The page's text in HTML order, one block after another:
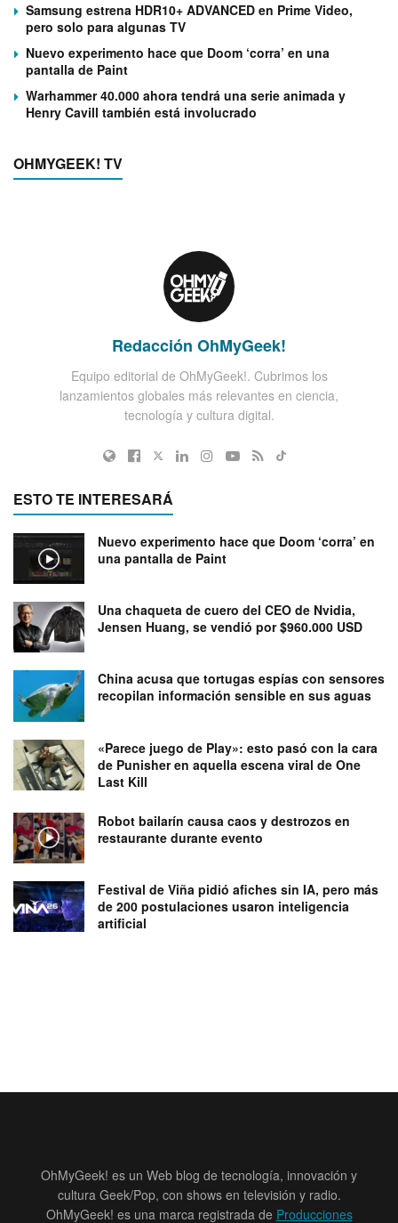
Samsung estrena HDR10+ ADVANCED en Prime Video,
pero solo para algunas TV
Nuevo experimento hace que Doom ‘corra’ en una
pantalla de Paint
Warhammer 40.000 ahora tendrá una serie animada y
Henry Cavill también está involucrado
OHMYGEEK! TV
Redacción OhMyGeek!
Equipo editorial de OhMyGeek!. Cubrimos los
lanzamientos globales más relevantes en ciencia,
tecnología y cultura digital.
ESTO TE INTERESARÁ
Nuevo experimento hace que Doom ‘corra’ en
una pantalla de Paint
Una chaqueta de cuero del CEO de Nvidia,
Jensen Huang, se vendió por $960.000 USD
China acusa que tortugas espías con sensores
recopilan información sensible en sus aguas
«Parece juego de Play»: esto pasó con la cara
de Punisher en aquella escena viral de One
Last Kill
Robot bailarín causa caos y destrozos en
restaurante durante evento
Festival de Viña pidió afiches sin IA, pero más
de 200 postulaciones usaron inteligencia
artificial
OhMyGeek! es un Web blog de tecnología, innovación y
cultura Geek/Pop, con shows en televisión y radio.
OhMyGeek! es una marca registrada de Producciones